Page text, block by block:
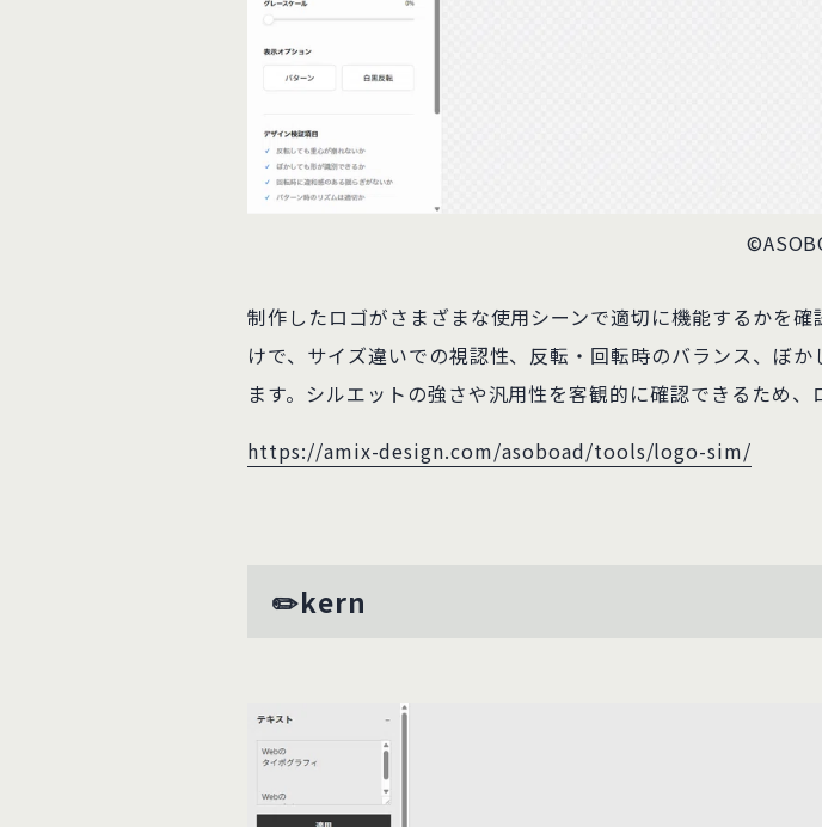
制作したロゴがさまざまな使用シーンで適切に機能するかを
けで、サイズ違いでの視認性、反転・回転時のバランス、ぼ
ます。シルエットの強さや汎用性を客観的に確認できるため
https://amix-design.com/asoboad/tools/logo-sim/
✏️kern